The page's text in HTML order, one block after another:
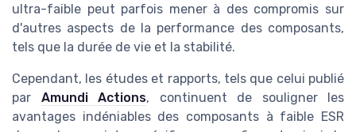
ultra-faible peut parfois mener à des compromis sur
d'autres aspects de la performance des composants,
tels que la durée de vie et la stabilité.
Cependant, les études et rapports, tels que celui publié
par Amundi Actions, continuent de souligner les
avantages indéniables des composants à faible ESR